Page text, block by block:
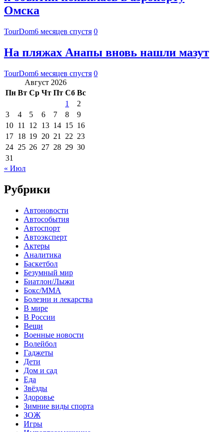
Омска
TourDom6 месяцев спустя 0
На пляжах Анапы вновь нашли мазут
TourDom6 месяцев спустя 0
Август 2026
Пн Вт Ср Чт Пт Сб Вс
1
2
3
4 5 6 7 8
9
10 11 12 13 14 15 16
17 18 19 20 21 22 23
24 25 26 27 28 29 30
31
« Июл
Рубрики
Автоновости
Автособытия
Автоспорт
Автоэксперт
Актеры
Аналитика
Баскетбол
Безумный мир
Биатлон/Лыжи
Бокс/MMA
Болезни и лекарства
В мире
В России
Вещи
Военные новости
Волейбол
Гаджеты
Дети
Дом и сад
Еда
Звёзды
Здоровье
Зимние виды спорта
ЗОЖ
Игры